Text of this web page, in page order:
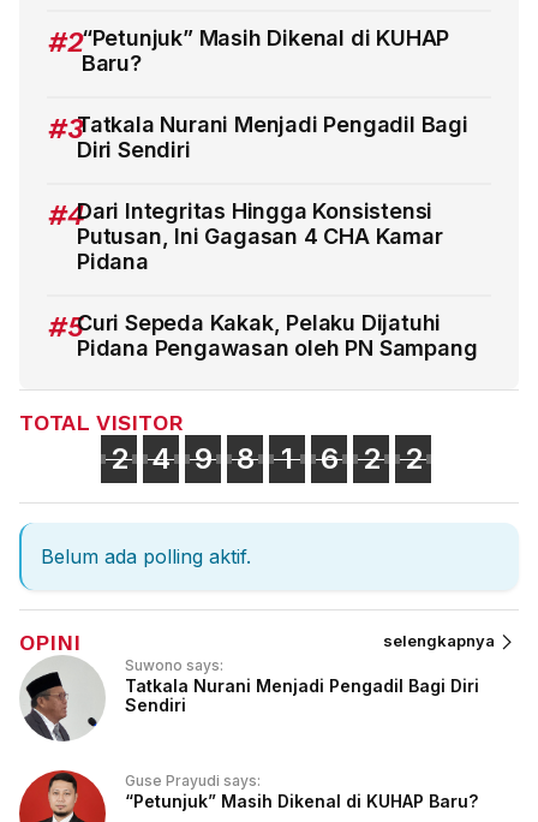
#2“Petunjuk” Masih Dikenal di KUHAP
Baru?
#3Tatkala Nurani Menjadi Pengadil Bagi
Diri Sendiri
#4Dari Integritas Hingga Konsistensi
Putusan, Ini Gagasan 4 CHA Kamar
Pidana
#5Curi Sepeda Kakak, Pelaku Dijatuhi
Pidana Pengawasan oleh PN Sampang
TOTAL VISITOR
2 4 9 8 1 6 2 2
Belum ada polling aktif.
OPINI selengkapnya
Suwono says:
Tatkala Nurani Menjadi Pengadil Bagi Diri
Sendiri
Guse Prayudi says:
“Petunjuk” Masih Dikenal di KUHAP Baru?